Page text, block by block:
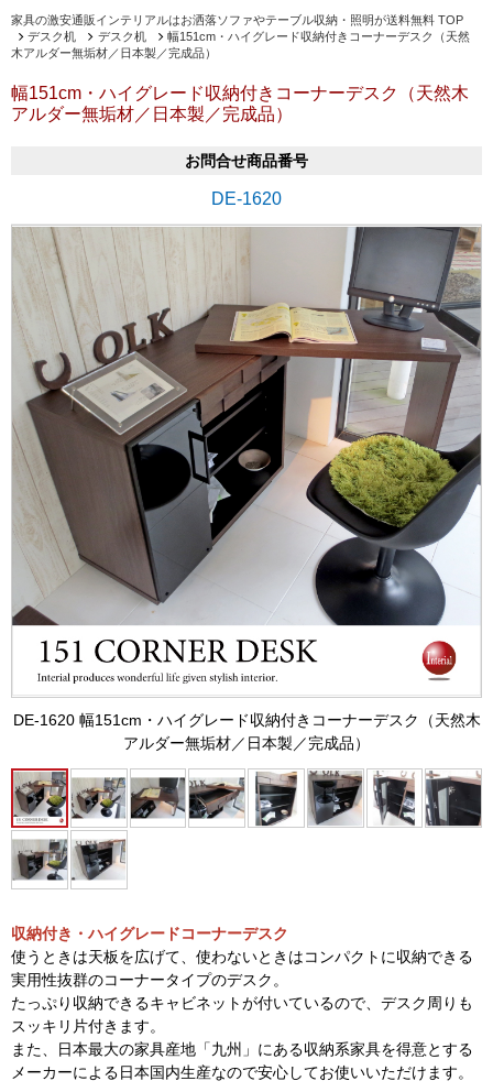
家具の激安通販インテリアルはお洒落ソファやテーブル収納・照明が送料無料 TOP
デスク机
デスク机
幅151cm・ハイグレード収納付きコーナーデスク（天然
木アルダー無垢材／日本製／完成品）
幅151cm・ハイグレード収納付きコーナーデスク（天然木
アルダー無垢材／日本製／完成品）
お問合せ商品番号
DE-1620
DE-1620 幅151cm・ハイグレード収納付きコーナーデスク（天然木
アルダー無垢材／日本製／完成品）
収納付き・ハイグレードコーナーデスク
使うときは天板を広げて、使わないときはコンパクトに収納できる
実用性抜群のコーナータイプのデスク。
たっぷり収納できるキャビネットが付いているので、デスク周りも
スッキリ片付きます。
また、日本最大の家具産地「九州」にある収納系家具を得意とする
メーカーによる日本国内生産なので安心してお使いいただけます。